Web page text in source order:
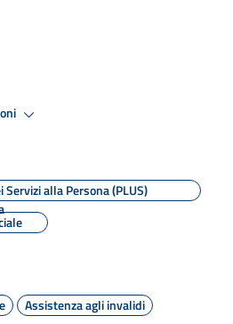
alla Persona (PLUS)
Assistenza agli invalidi